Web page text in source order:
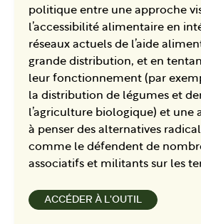
politique entre une approche
l’accessibilité alimentaire en
réseaux actuels de l’aide
grande distribution, et en
leur fonctionnement (par
la distribution de légumes et
l’agriculture biologique) et une
à penser des alternatives
comme le défendent de
associatifs et militants sur les
ACCÉDER À L'OUTIL